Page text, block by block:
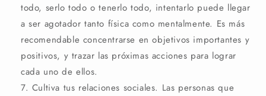
todo, serlo todo o tenerlo todo, intentarlo puede llegar
a ser agotador tanto física como mentalmente. Es más
recomendable concentrarse en objetivos importantes y
positivos, y trazar las próximas acciones para lograr
cada uno de ellos.
Cultiva tus relaciones sociales. Las personas que